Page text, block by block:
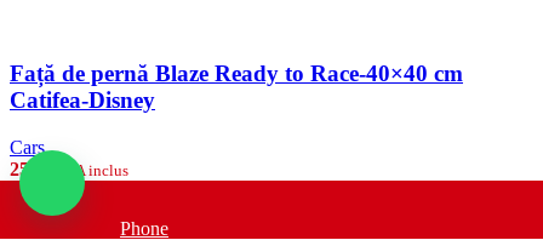
Față de pernă Blaze Ready to Race-40×40 cm
Catifea-Disney
Cars
25
TVA inclus
-
Cantitate Față de pernă Blaze Ready to Race-40x40 cm Catifea-
Phone